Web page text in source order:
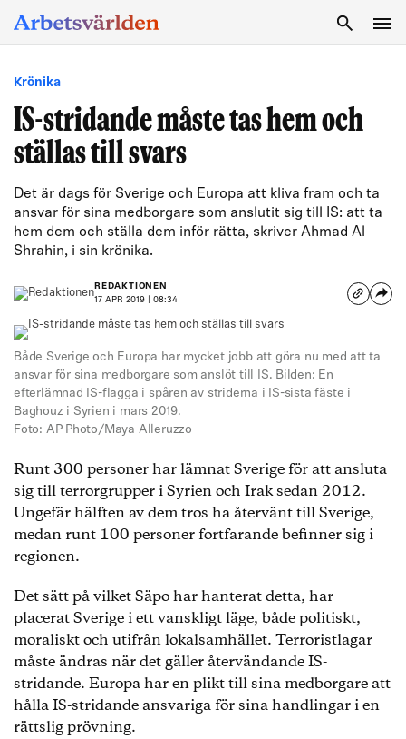
Krönika
IS-stridande måste tas hem och
ställas till svars
Det är dags för Sverige och Europa att kliva fram och ta
ansvar för sina medborgare som anslutit sig till IS: att ta
hem dem och ställa dem inför rätta, skriver Ahmad Al
Shrahin, i sin krönika.
REDAKTIONEN
17 APR 2019 | 08:34
Både Sverige och Europa har mycket jobb att göra nu med att ta
ansvar för sina medborgare som anslöt till IS. Bilden: En
efterlämnad IS-flagga i spåren av striderna i IS-sista fäste i
Baghouz i Syrien i mars 2019.
Foto: AP Photo/Maya Alleruzzo
Runt 300 personer har lämnat Sverige för att ansluta
sig till terrorgrupper i Syrien och Irak sedan 2012.
Ungefär hälften av dem tros ha återvänt till Sverige,
medan runt 100 personer fortfarande befinner sig i
regionen.
Det sätt på vilket Säpo har hanterat detta, har
placerat Sverige i ett vanskligt läge, både politiskt,
moraliskt och utifrån lokalsamhället. Terroristlagar
måste ändras när det gäller återvändande IS-
stridande. Europa har en plikt till sina medborgare att
hålla IS-stridande ansvariga för sina handlingar i en
rättslig prövning.